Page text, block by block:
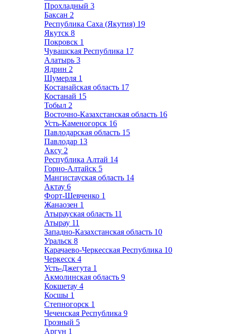
Прохладный 3
Баксан 2
Республика Саха (Якутия) 19
Якутск 8
Покровск 1
Чувашская Республика 17
Алатырь 3
Ядрин 2
Шумерля 1
Костанайская область 17
Костанай 15
Тобыл 2
Восточно-Казахстанская область 16
Усть-Каменогорск 16
Павлодарская область 15
Павлодар 13
Аксу 2
Республика Алтай 14
Горно-Алтайск 5
Мангистауская область 14
Актау 6
Форт-Шевченко 1
Жанаозен 1
Атырауская область 11
Атырау 11
Западно-Казахстанская область 10
Уральск 8
Карачаево-Черкесская Республика 10
Черкесск 4
Усть-Джегута 1
Акмолинская область 9
Кокшетау 4
Косшы 1
Степногорск 1
Чеченская Республика 9
Грозный 5
Аргун 1